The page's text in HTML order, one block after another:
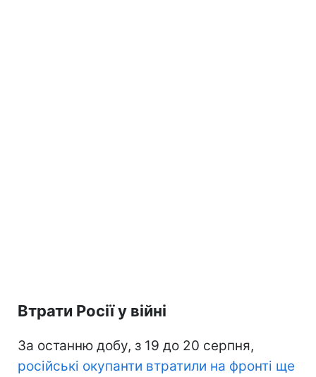
Втрати Росії у війні
За останню добу, з 19 до 20 серпня,
російські окупанти втратили на фронті ще